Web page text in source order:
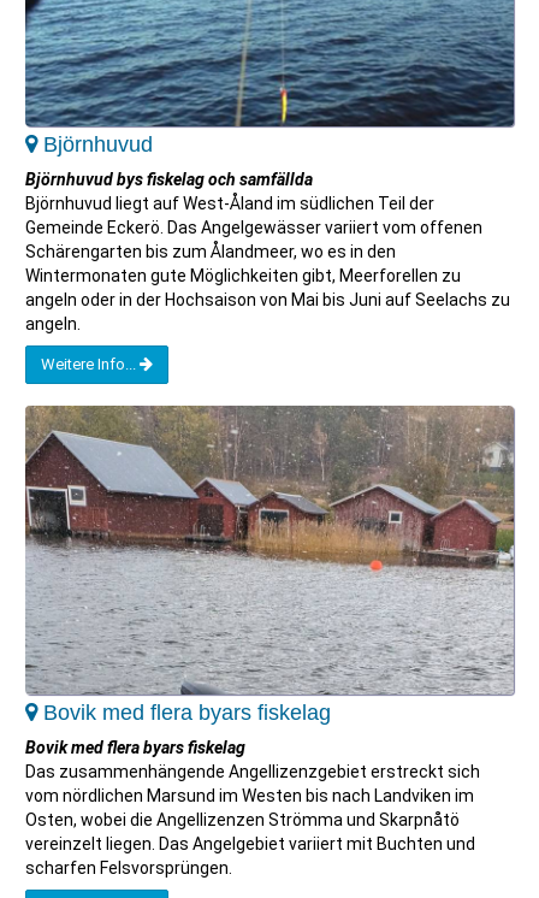
Björnhuvud
Björnhuvud bys fiskelag och samfällda
Björnhuvud liegt auf West-Åland im südlichen Teil der
Gemeinde Eckerö. Das Angelgewässer variiert vom offenen
Schärengarten bis zum Ålandmeer, wo es in den
Wintermonaten gute Möglichkeiten gibt, Meerforellen zu
angeln oder in der Hochsaison von Mai bis Juni auf Seelachs zu
angeln.
Weitere Info...
Bovik med flera byars fiskelag
Bovik med flera byars fiskelag
Das zusammenhängende Angellizenzgebiet erstreckt sich
vom nördlichen Marsund im Westen bis nach Landviken im
Osten, wobei die Angellizenzen Strömma und Skarpnåtö
vereinzelt liegen. Das Angelgebiet variiert mit Buchten und
scharfen Felsvorsprüngen.